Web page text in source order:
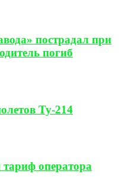
пострадал при
погиб
Ту-214
оператора